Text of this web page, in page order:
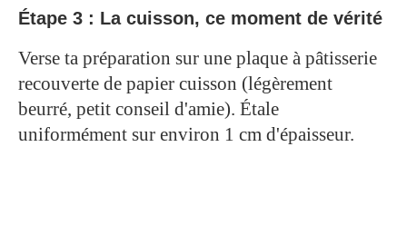
Étape 3 : La cuisson, ce moment de vérité
Verse ta préparation sur une plaque à pâtisserie
recouverte de papier cuisson (légèrement
beurré, petit conseil d'amie). Étale
uniformément sur environ 1 cm d'épaisseur.